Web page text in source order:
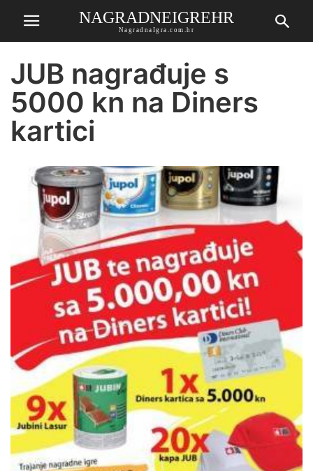
NAGRADNEIGREHR
NagradnaIgra.com.hr
JUB nagrađuje s
5000 kn na Diners
kartici